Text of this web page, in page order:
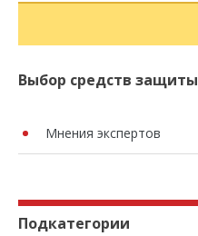
Выбор средств защиты
Мнения экспертов
Подкатегории